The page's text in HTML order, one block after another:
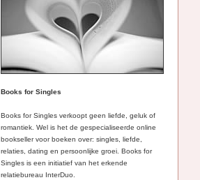
Books for Singles
Books for Singles verkoopt geen liefde, geluk of
romantiek. Wel is het de gespecialiseerde online
bookseller voor boeken over: singles, liefde,
relaties, dating en persoonlijke groei. Books for
Singles is een initiatief van het erkende
relatiebureau InterDuo.